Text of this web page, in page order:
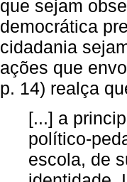
que sejam
democrática
cidadania
ações que
p. 14) realça
[...] a
político-
escola, de